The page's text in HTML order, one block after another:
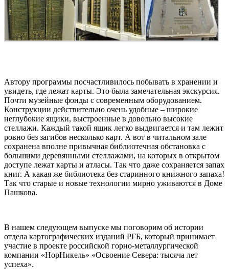
Автору программы посчастливилось побывать в хранении и
увидеть, где лежат карты. Это была замечательная экскурсия.
Почти музейные фонды с современным оборудованием.
Конструкции действительно очень удобные – широкие
неглубокие ящики, выстроенные в довольно высокие
стеллажи. Каждый такой ящик легко выдвигается и там лежит
ровно без загибов несколько карт. А вот в читальном зале
сохранена вполне привычная библиотечная обстановка с
большими деревянными стеллажами, на которых в открытом
доступе лежат карты и атласы. Так что даже сохраняется запах
книг. А какая же библиотека без старинного книжного запаха!
Так что старые и новые технологии мирно уживаются в Доме
Пашкова.
В нашем следующем выпуске мы поговорим об истории
отдела картографических изданий РГБ, который принимает
участие в проекте российской горно-металлургической
компании «НорНикель» «Освоение Севера: тысяча лет
успеха».